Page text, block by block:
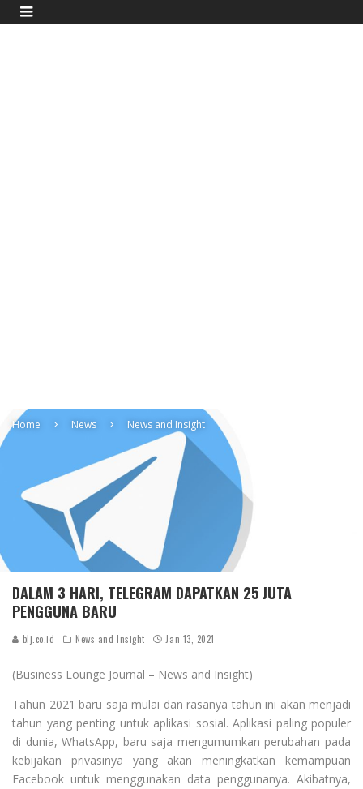
Home News News and Insight
DALAM 3 HARI, TELEGRAM DAPATKAN 25 JUTA
PENGGUNA BARU
blj.co.id News and Insight Jan 13, 2021
(Business Lounge Journal – News and Insight)
Tahun 2021 baru saja mulai dan rasanya tahun ini akan menjadi
tahun yang penting untuk aplikasi sosial. Aplikasi paling populer
di dunia, WhatsApp, baru saja mengumumkan perubahan pada
kebijakan privasinya yang akan meningkatkan kemampuan
Facebook untuk menggunakan data penggunanya. Akibatnya,